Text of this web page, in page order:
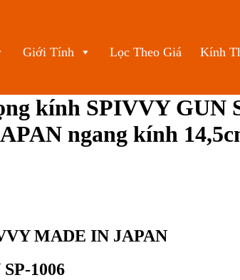
Giới Tính Lọc Theo Giá
Kính
kính SPIVVY GUN
ngang kính
MADE IN JAPAN
1006